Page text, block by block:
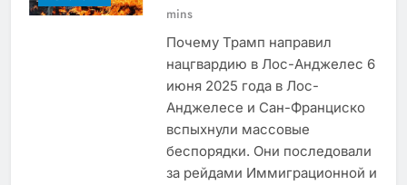
mins
Почему Трамп направил
нацгвардию в Лос-Анджелес 6
июня 2025 года в Лос-
Анджелесе и Сан-Франциско
вспыхнули массовые
беспорядки. Они последовали
за рейдами Иммиграционной и